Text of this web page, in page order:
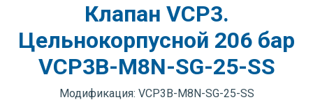
Клапан VCP3.
Цельнокорпусной 206 бар
VCP3B-M8N-SG-25-SS
Модификация: VCP3B-M8N-SG-25-SS